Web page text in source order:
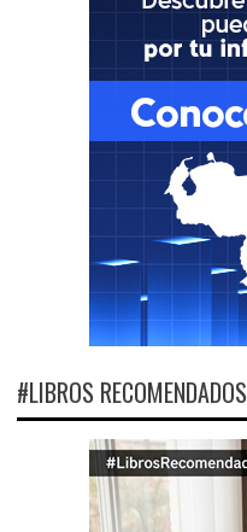
#LIBROS RECOMENDADOS